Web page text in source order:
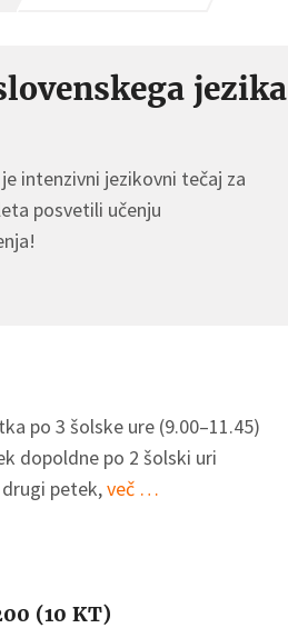
jezika
intenzivni jezikovni tečaj za
posvetili učenju
po 3 šolske ure (9.00–11.45)
dopoldne po 2 šolski uri
petek,več …
(10 KT)